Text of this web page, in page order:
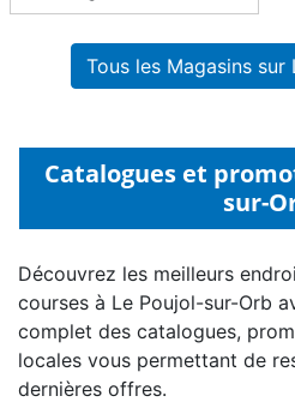
Tous les Magasins sur
Catalogues et
sur-
Découvrez les meilleurs
courses à Le Poujol-sur-Orb
complet des catalogues,
locales vous permettant de
dernières offres.